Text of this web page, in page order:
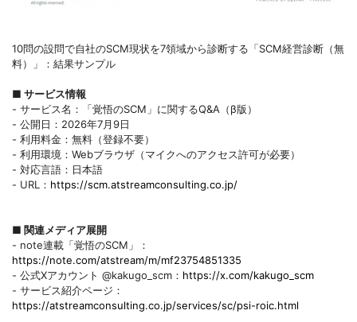
10問の設問で自社のSCM現状を7領域から診断する「SCM経営診断（無
料）」：結果サンプル
■ サービス情報
- サービス名：「覚悟のSCM」に関するQ&A（β版）
- 公開日：2026年7月9日
- 利用料金：無料（登録不要）
- 利用環境：Webブラウザ（マイクへのアクセス許可が必要）
- 対応言語：日本語
- URL： https://scm.atstreamconsulting.co.jp/
■ 関連メディア展開
- note連載「覚悟のSCM」：
https://note.com/atstream/m/mf23754851335
- 公式Xアカウント @kakugo_scm： https://x.com/kakugo_scm
- サービス紹介ページ：
https://atstreamconsulting.co.jp/services/sc/psi-roic.html